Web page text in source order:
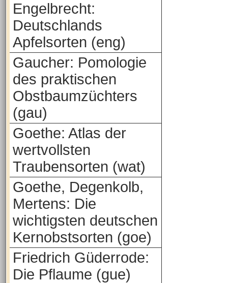
Engelbrecht:
Deutschlands
Apfelsorten (eng)
Gaucher: Pomologie
des praktischen
Obstbaumzüchters
(gau)
Goethe: Atlas der
wertvollsten
Traubensorten (wat)
Goethe, Degenkolb,
Mertens: Die
wichtigsten deutschen
Kernobstsorten (goe)
Friedrich Güderrode:
Die Pflaume (gue)